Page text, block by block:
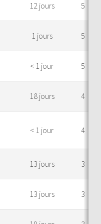
12 jours 5
1 jours 5
< 1 jour 5
18 jours 4
< 1 jour 4
13 jours 3
13 jours 3